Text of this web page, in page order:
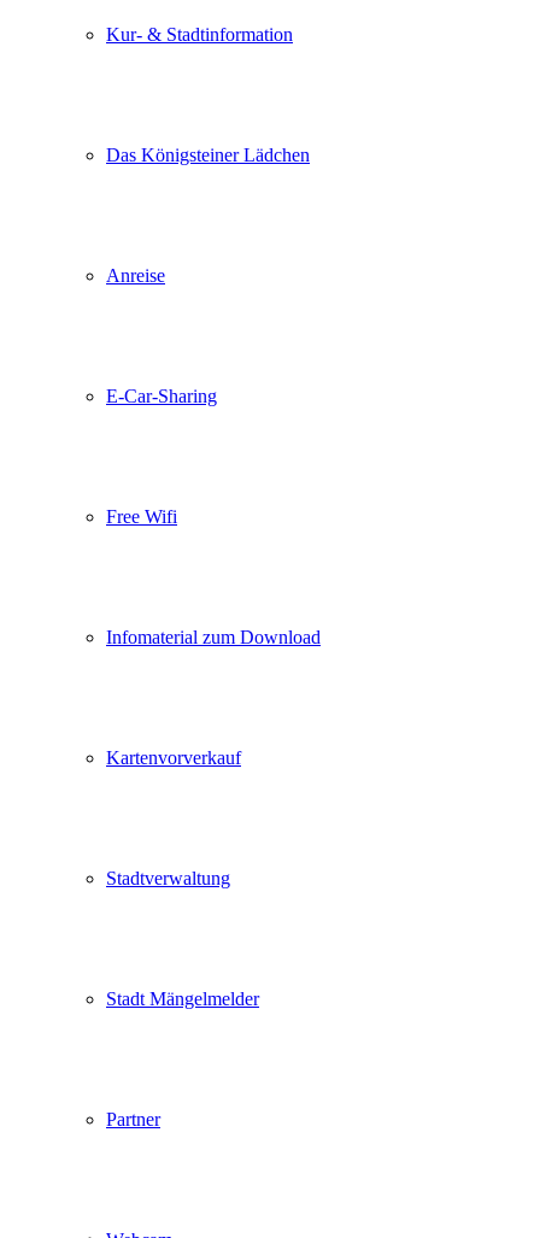
Kur- & Stadtinformation
Das Königsteiner Lädchen
Anreise
E-Car-Sharing
Free Wifi
Infomaterial zum Download
Kartenvorverkauf
Stadtverwaltung
Stadt Mängelmelder
Partner